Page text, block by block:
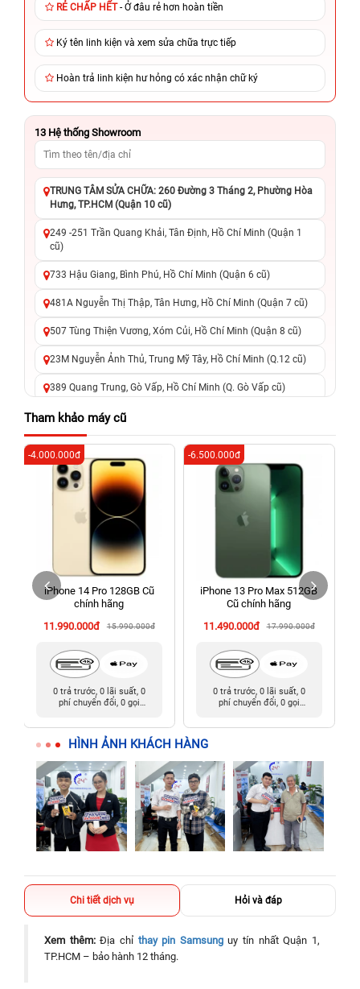
RẺ CHẤP HẾT- Ở đâu rẻ hơn hoàn tiền
Ký tên linh kiện và xem sửa chữa trực tiếp
Hoàn trả linh kiện hư hỏng có xác nhận chữ ký
13 Hệ thống Showroom
TRUNG TÂM SỬA CHỮA: 260 Đường 3 Tháng 2, Phường Hòa
Hưng, TP.HCM (Quận 10 cũ)
249 -251 Trần Quang Khải, Tân Định, Hồ Chí Minh (Quận 1
cũ)
733 Hậu Giang, Bình Phú, Hồ Chí Minh (Quận 6 cũ)
481A Nguyễn Thị Thập, Tân Hưng, Hồ Chí Minh (Quận 7 cũ)
507 Tùng Thiện Vương, Xóm Củi, Hồ Chí Minh (Quận 8 cũ)
23M Nguyễn Ảnh Thủ, Trung Mỹ Tây, Hồ Chí Minh (Q.12 cũ)
389 Quang Trung, Gò Vấp, Hồ Chí Minh (Q. Gò Vấp cũ)
625 - 625A Âu Cơ, Tân Phú, Hồ Chí Minh (Quận Tân Phú cũ)
326 Lê Văn Việt, Tăng Nhơn Phú, Hồ Chí Minh (Q.9 TP. Thủ
Đức cũ)
256 Võ Văn Ngân, Thủ Đức, Hồ Chí Minh (Bình Thọ, TP. Thủ
70 Nguyễn An Ninh, Dĩ An, Hồ Chí Minh (Bình Dương Cũ)
24h Vũng Tàu: 162A Ba Cu, Vũng Tàu, Hồ Chí Minh (TP. Vũng
Tàu cũ)
198 Hoàng Văn Thụ, Tân Sơn Nhất, Hồ Chí Minh (Tân Bình
Tham khảo máy cũ
iPhone 14 Pro 128GB Cũ
chính hãng
11.990.000đ
15.990.000đ
-4.000.000đ
0 trả trước, 0 lãi suất, 0
phí chuyển đổi, 0 gọi
iPhone 13 Pro Max 512GB
Cũ chính hãng
11.490.000đ
17.990.000đ
-6.500.000đ
0 trả trước, 0 lãi suất, 0
phí chuyển đổi, 0 gọi
HÌNH ẢNH KHÁCH HÀNG
Chi tiết dịch vụ Hỏi và đáp
Xem thêm:Địa chỉ thay pin Samsunguy tín nhất Quận 1,
TP.HCM – bảo hành 12 tháng.